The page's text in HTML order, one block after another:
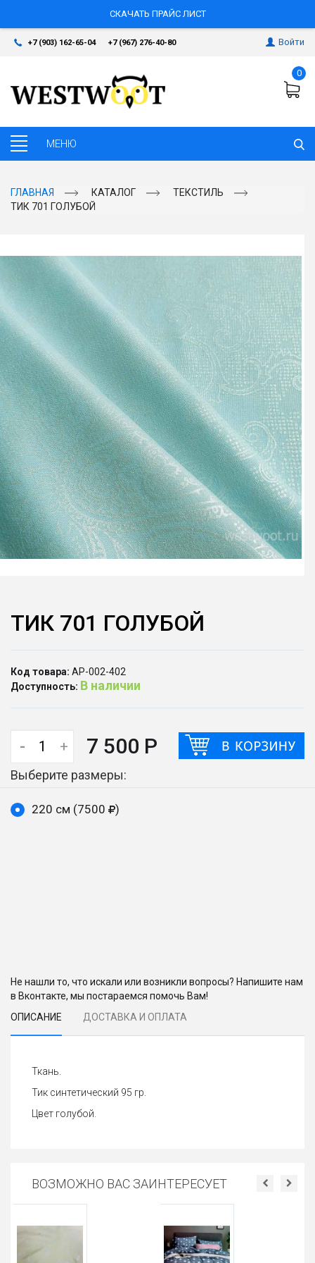
СКАЧАТЬ ПРАЙС ЛИСТ
+7 (903) 162-65-04 +7 (967) 276-40-80 Войти
0
ГЛАВНАЯ КАТАЛОГ
ТЕКСТИЛЬ
ТИК 701 ГОЛУБОЙ
ТИК 701 ГОЛУБОЙ
Код товара: АР-002-402
Доступность: В наличии
- + 7 500 Р
Выберите размеры:
220 см (7500 )
Не нашли то, что искали или возникли вопросы? Напишите нам
в Вконтакте, мы постараемся помочь Вам!
ОПИСАНИЕ
ДОСТАВКА И ОПЛАТА
Ткань.
Тик синтетический 95 гр.
Цвет голубой.
ВОЗМОЖНО ВАС ЗАИНТЕРЕСУЕТ